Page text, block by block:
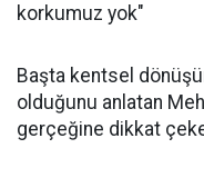
korkumuz yok"
Başta kentsel
olduğunu anlatan
gerçeğine dikkat